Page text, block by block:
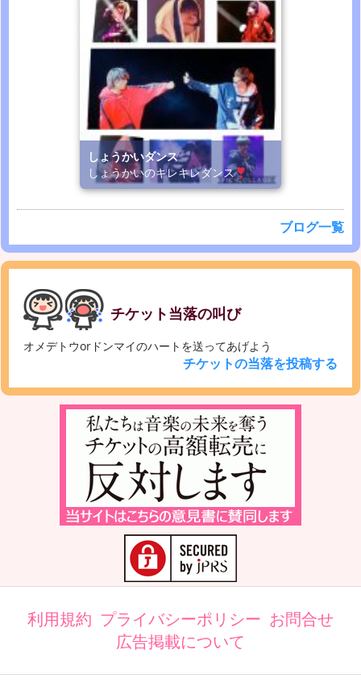
しょうかいダンス
しょうかいのキレキレダンス
ブログ一覧
チケット当落の叫び
オメデトウorドンマイのハートを送ってあげよう
チケットの当落を投稿する
利用規約 プライバシーポリシー お問合せ
広告掲載について